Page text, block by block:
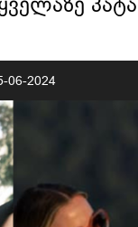
06-2024